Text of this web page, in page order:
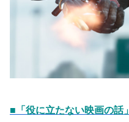
■「役に立たない映画の話」